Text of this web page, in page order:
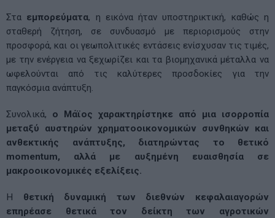
Στα εμπορεύματα, η εικόνα ήταν υποστηρικτική, καθώς η
σταθερή ζήτηση, σε συνδυασμό με περιορισμούς στην
προσφορά, και οι γεωπολιτικές εντάσεις ενίσχυσαν τις τιμές,
με την ενέργεια να ξεχωρίζει και τα βιομηχανικά μέταλλα να
ωφελούνται από τις καλύτερες προσδοκίες για την
παγκόσμια ανάπτυξη.
Συνολικά, ο Μάϊος χαρακτηρίστηκε από μια ισορροπία
μεταξύ αυστηρών χρηματοοικονομικών συνθηκών και
ανθεκτικής ανάπτυξης, διατηρώντας το θετικό
momentum, αλλά με αυξημένη ευαισθησία σε
μακροοικονομικές εξελίξεις.
Η θετική δυναμική των διεθνών κεφαλαιαγορών
επηρέασε θετικά τον δείκτη των αγροτικών